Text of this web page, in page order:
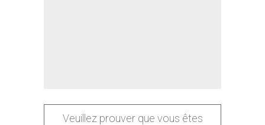
Veuillez prouver que vous êtes